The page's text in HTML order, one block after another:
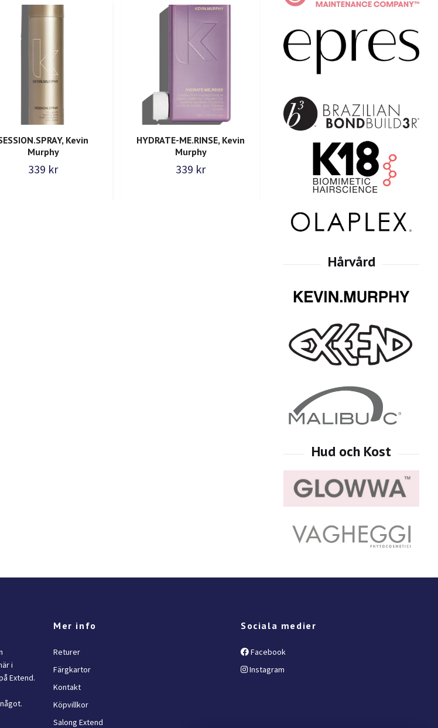
Kevin
Murphy
339 kr
HYDRATE-ME.RINSE, Kevin
Murphy
339 kr
PLUMPING.WASH, Kevin
Murphy
359 kr 379 kr
i
Extend.
Mer info
Returer
Färgkartor
Kontakt
Köpvillkor
Salong Extend
Sociala medier
Facebook
Instagram